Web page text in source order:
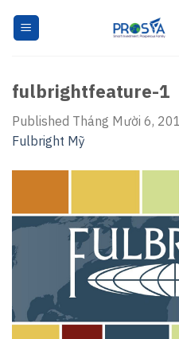
fulbrightfeature-1
Published Tháng Mười 6,
Fulbright Mỹ